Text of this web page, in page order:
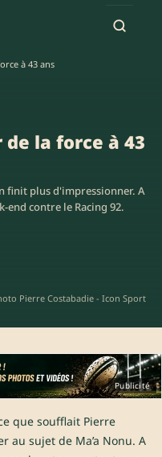
à 43 ans
la force à 43
finit plus d'impressionner. A
end contre le Racing 92.
Pierre Costabadie - Icon Sport
Publicité
que soufflait Pierre
au sujet de Ma’a Nonu. A